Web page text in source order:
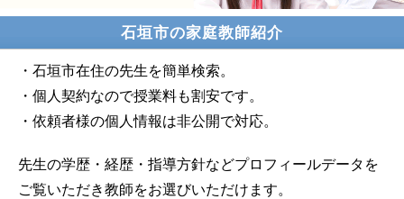
石垣市の家庭教師紹介
・石垣市在住の先生を簡単検索。
・個人契約なので授業料も割安です。
・依頼者様の個人情報は非公開で対応。
先生の学歴・経歴・指導方針などプロフィールデータを
ご覧いただき教師をお選びいただけます。